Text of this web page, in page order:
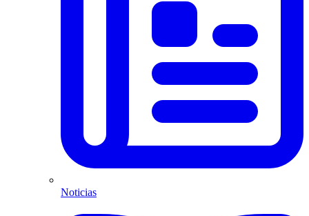
Noticias